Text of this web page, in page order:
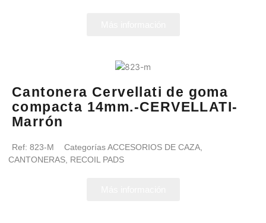
Cantonera Cervellati de goma
compacta 14mm.-CERVELLATI-
Marrón
Ref: 823-M CategoríasACCESORIOS DE CAZA,
CANTONERAS, RECOIL PADS